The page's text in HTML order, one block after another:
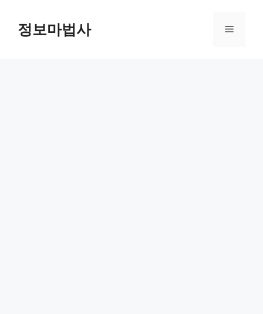
정보마법사 메